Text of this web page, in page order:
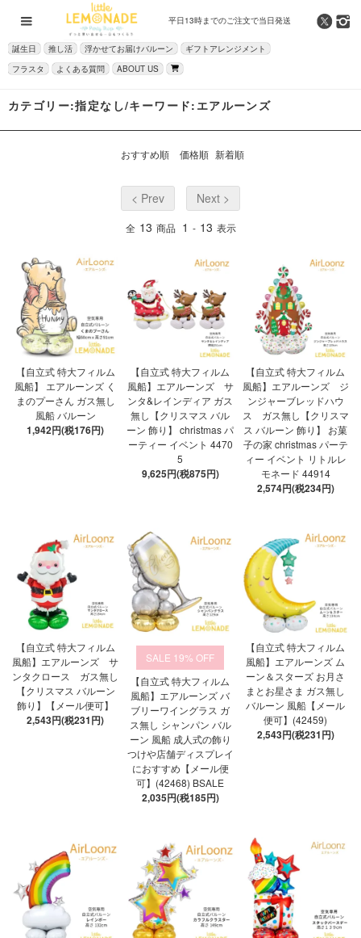
平日13時までのご注文で当日発送
誕生日 推し活 浮かせてお届けバルーン
ギフトアレンジメント
フラスタ
よくある質問 ABOUT US
カテゴリー:指定なし/キーワード:エアルーンズ
おすすめ順 価格順 新着順
< Prev Next >
全 13 商品 1 - 13 表示
【自立式 特大フィルム
風船】 エアルーンズ く
まのプーさん ガス無し
風船 バルーン
1,942円(税176円)
【自立式 特大フィルム
風船】エアルーンズ サ
ンタ&レインディア ガス
無し【クリスマス バル
ーン 飾り】 christmas パ
ーティー イベント 4470
5
9,625円(税875円)
【自立式 特大フィルム
風船】エアルーンズ ジ
ンジャーブレッドハウ
ス ガス無し【クリスマ
ス バルーン 飾り】 お菓
子の家 christmas パーテ
ィー イベント リトルレ
モネード 44914
2,574円(税234円)
【自立式 特大フィルム
風船】エアルーンズ サ
ンタクロース ガス無し
【クリスマス バルーン
飾り】【メール便可】
2,543円(税231円)
19%
【自立式 特大フィルム
風船】エアルーンズ バ
ブリーワイングラス ガ
ス無し シャンパン バル
ーン 風船 成人式の飾り
つけや店舗ディスプレイ
におすすめ【メール便
可】(42468) BSALE
2,035円(税185円)
【自立式 特大フィルム
風船】エアルーンズ ム
ーン＆スターズ お月さ
まとお星さま ガス無し
バルーン 風船【メール
便可】(42459)
2,543円(税231円)